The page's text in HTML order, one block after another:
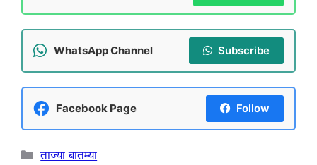
WhatsApp Channel Subscribe
Facebook Page Follow
Categories
ताज्या बातम्या